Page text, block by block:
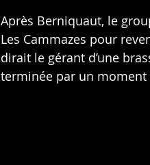
Après Berniquaut, le
Les Cammazes pour
dirait le gérant d’une
terminée par un moment